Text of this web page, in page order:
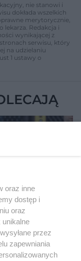
nie stanowi i
dokłada wszelkich
merytorycznie,
lekarza. Redakcja i
wynikającej z
serwisu, który
na udzielaniu
1 ustawy o
TEKST SPONSOROWANY
oraz inne
dostęp i
oraz
unikalne
przez
zapewniania